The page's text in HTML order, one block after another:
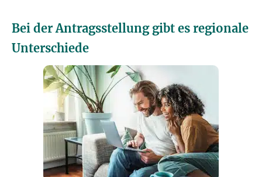
Bei der Antragsstellung gibt es regionale
Unterschiede